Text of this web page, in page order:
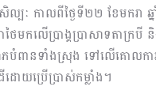
ៈ កាលពីថ្ងៃទី២២ ខែមករា
មកលើប្រាង្គប្រាសាទតាក្របី
ពានទាំងស្រុង ទៅលើគោលកា
ោយប្រើប្រាស់កម្លាំង។